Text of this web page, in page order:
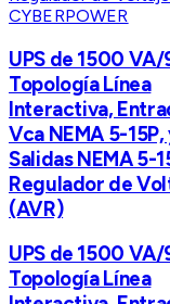
CYBERPOWER
UPS de 1500
Topología Línea
Interactiva,
Vca NEMA 5-15P,
Salidas NEMA 5-
Regulador de
(AVR)
UPS de 1500
Topología Línea